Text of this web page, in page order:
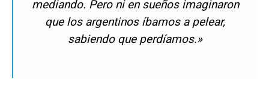
mediando. Pero ni en sueños imaginaron
que los argentinos íbamos a pelear,
sabiendo que perdíamos.»